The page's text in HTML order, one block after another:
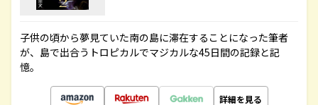
子供の頃から夢見ていた南の島に滞在することになった筆者
が、島で出合うトロピカルでマジカルな45日間の記録と記
憶。
詳細を見る